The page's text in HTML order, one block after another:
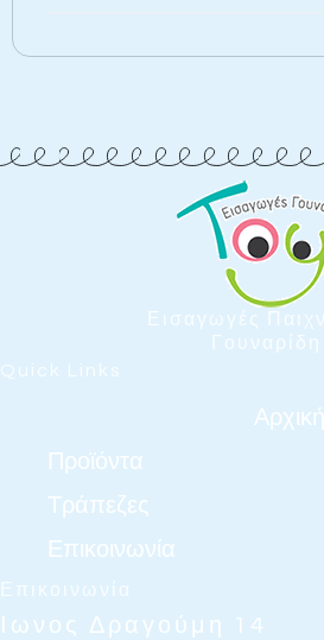
Εισαγωγές
Γουναρίδη
Quick Links
Αρχική
Προϊόντα
Τράπεζες
Επικοινωνία
Επικοινωνία
Ιωνος Δραγούμη 14